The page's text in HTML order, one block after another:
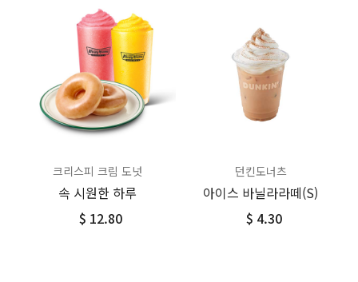
크리스피 크림 도넛
속 시원한 하루
$ 12.80
던킨도너츠
아이스 바닐라라떼(S)
$ 4.30